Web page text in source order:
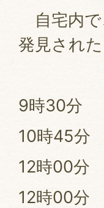
自宅内で
発見された
9時30分
10時45分
12時00分
12時00分